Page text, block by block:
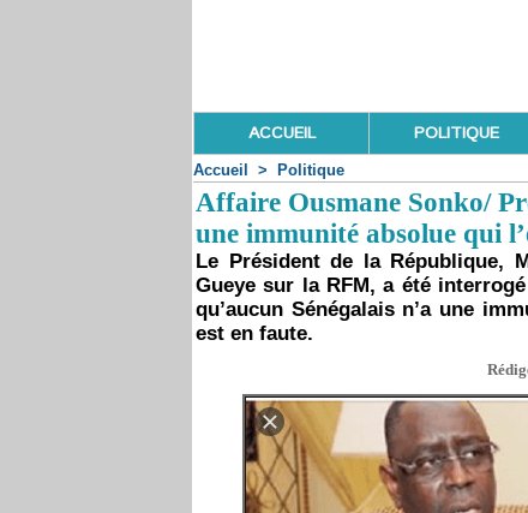
ACCUEIL POLITIQUE
Accueil > Politique
Affaire Ousmane Sonko/
une immunité absolue qui
Le Président de la République,
Gueye sur la RFM, a été
qu’aucun Sénégalais n’a une
est en faute.